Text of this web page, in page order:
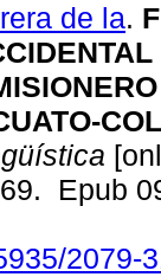
de la.
Epub
2079-